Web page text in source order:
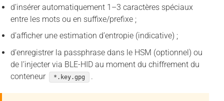
d’insérer automatiquement 1–3 caractères spéciaux
entre les mots ou en suffixe/prefixe ;
d’afficher une estimation d’entropie (indicative) ;
d’enregistrer la passphrase dans le HSM (optionnel) ou
de l’injecter via BLE-HID au moment du chiffrement du
conteneur
*.key.gpg .